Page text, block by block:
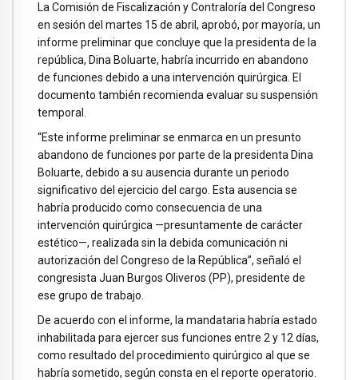
La Comisión de Fiscalización y Contraloría del Congreso
en sesión del martes 15 de abril, aprobó, por mayoría, un
informe preliminar que concluye que la presidenta de la
república, Dina Boluarte, habría incurrido en abandono
de funciones debido a una intervención quirúrgica. El
documento también recomienda evaluar su suspensión
temporal.
“Este informe preliminar se enmarca en un presunto
abandono de funciones por parte de la presidenta Dina
Boluarte, debido a su ausencia durante un periodo
significativo del ejercicio del cargo. Esta ausencia se
habría producido como consecuencia de una
intervención quirúrgica —presuntamente de carácter
estético—, realizada sin la debida comunicación ni
autorización del Congreso de la República”, señaló el
congresista Juan Burgos Oliveros (PP), presidente de
ese grupo de trabajo.
De acuerdo con el informe, la mandataria habría estado
inhabilitada para ejercer sus funciones entre 2 y 12 días,
como resultado del procedimiento quirúrgico al que se
habría sometido, según consta en el reporte operatorio.